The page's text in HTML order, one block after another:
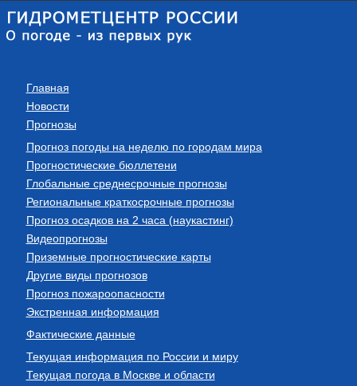
Главная
Новости
Прогнозы
Прогноз погоды на неделю по городам мира
Прогностические бюллетени
Глобальные среднесрочные прогнозы
Региональные краткосрочные прогнозы
Прогноз осадков на 2 часа (наукастинг)
Видеопрогнозы
Приземные прогностические карты
Другие виды прогнозов
Прогноз пожароопасности
Экстренная информация
Фактические данные
Текущая информация по России и миру
Текущая погода в Москве и области